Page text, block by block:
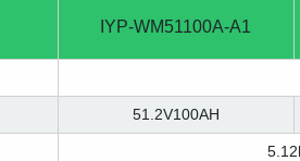
IYP-WM51100A-A1
51.2V100AH